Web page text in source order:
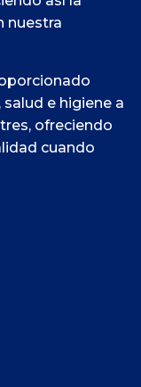
nuestra
e higiene a
ofreciendo
cuando